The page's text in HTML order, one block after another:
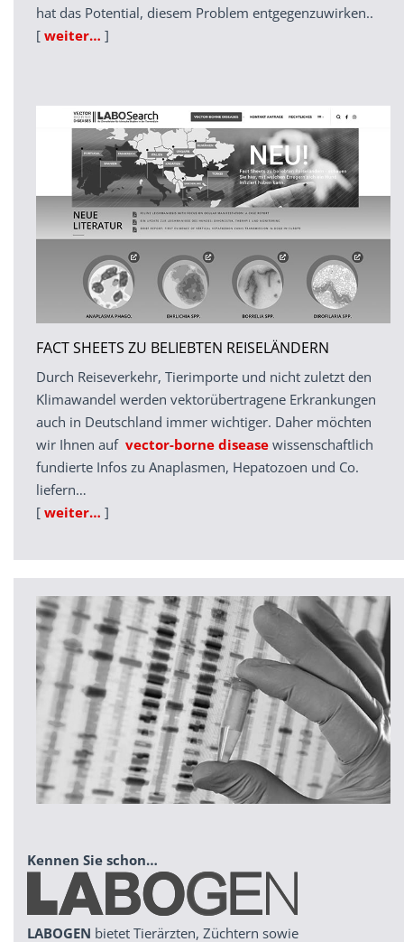
hat das Potential, diesem Problem entgegenzuwirken..
[ weiter… ]
FACT SHEETS ZU BELIEBTEN REISELÄNDERN
Durch Reiseverkehr, Tierimporte und nicht zuletzt den
Klimawandel werden vektorübertragene Erkrankungen
auch in Deutschland immer wichtiger. Daher möchten
wir Ihnen auf vector-borne disease wissenschaftlich
fundierte Infos zu Anaplasmen, Hepatozoen und Co.
liefern…
[ weiter… ]
Kennen Sie schon…
LABOGEN bietet Tierärzten, Züchtern sowie